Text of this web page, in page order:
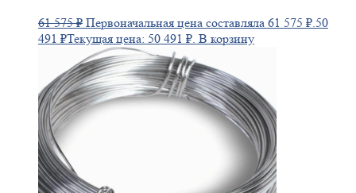
61 575₽ Первоначальная цена составляла 61 575 ₽.50
491 ₽Текущая цена: 50 491 ₽. В корзину